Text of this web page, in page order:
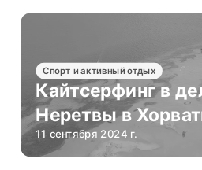
Спорт и активный отдых
Кайтсерфинг в
Неретвы в
11 сентября 2024 г.